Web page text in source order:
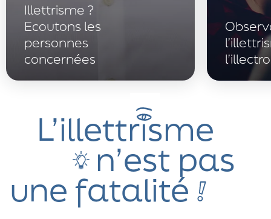
Illettrisme ?
Ecoutons les
personnes
concernées
L’illettrisme
n’est pas
une fatalité